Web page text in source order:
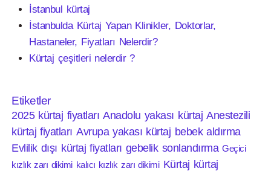
İstanbul kürtaj
İstanbulda Kürtaj Yapan Klinikler, Doktorlar,
Hastaneler, Fiyatları Nelerdir?
Kürtaj çeşitleri nelerdir ?
Etiketler
2025 kürtaj fiyatları Anadolu yakası kürtaj Anestezili
kürtaj fiyatları Avrupa yakası kürtaj bebek aldırma
Evlilik dışı kürtaj fiyatları gebelik sonlandırma Geçici
kızlık zarı dikimi kalıcı kızlık zarı dikimi Kürtaj kürtaj